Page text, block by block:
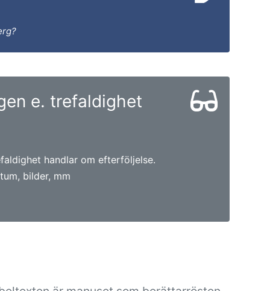
e. trefaldighet
handlar om efterföljelse.
bilder, mm